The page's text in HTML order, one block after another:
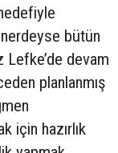
nerdeyse bütün
Lefke’de devam
planlanmış
için hazırlık